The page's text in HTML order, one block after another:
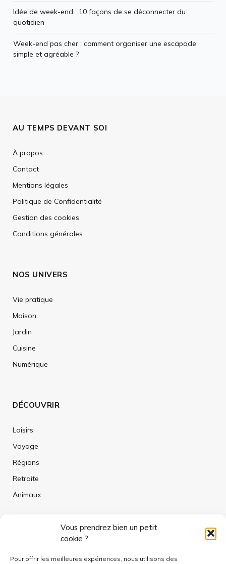
Vous prendrez bien un petit
cookie ?
Pour offrir les meilleures expériences, nous utilisons des
Idée de week-end : 10 façons de se déconnecter du
quotidien
Week-end pas cher : comment organiser une escapade
simple et agréable ?
AU TEMPS DEVANT SOI
À propos
Contact
Mentions légales
Politique de Confidentialité
Gestion des cookies
Conditions générales
NOS UNIVERS
Vie pratique
Maison
Jardin
Cuisine
Numérique
DÉCOUVRIR
Loisirs
Voyage
Régions
Retraite
Animaux
AU TEMPS DEVANT SOI EST UN MÉDIA ÉDITÉ PAR